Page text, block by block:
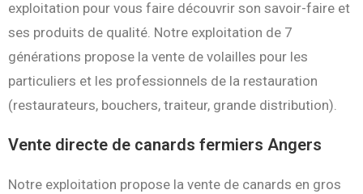
exploitation pour vous faire découvrir son savoir-faire et
ses produits de qualité. Notre exploitation de 7
générations propose la vente de volailles pour les
particuliers et les professionnels de la restauration
(restaurateurs, bouchers, traiteur, grande distribution).
Vente directe de canards fermiers Angers
Notre exploitation propose la vente de canards en gros